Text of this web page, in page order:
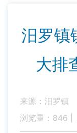
汨罗镇
大排
来源：汨罗镇
浏览量： 846